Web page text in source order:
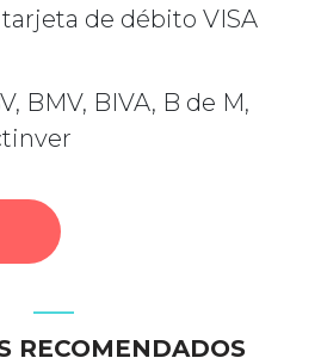
de débito VISA
BMV, BIVA, B de M,
RECOMENDADOS